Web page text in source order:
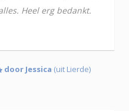
Heel erg bedankt.
door Jessica (uit Lierde)